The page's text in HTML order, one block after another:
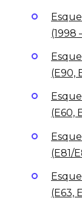
(1998
(E90,
(E60,
(E81/
(E63,